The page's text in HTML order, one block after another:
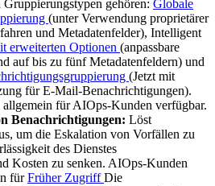
gehören: Globale
(unter Verwendung proprietärer
und Metadatenfelder), Intelligent
erweiterten Optionen (anpassbare
auf bis zu fünf Metadatenfeldern) und
(Jetzt mit
für E-Mail-Benachrichtigungen).
für AIOps-Kunden verfügbar.
Benachrichtigungen: Löst
um die Eskalation von Vorfällen zu
des Dienstes
Kosten zu senken. AIOps-Kunden
fürFrüher ZugriffDie